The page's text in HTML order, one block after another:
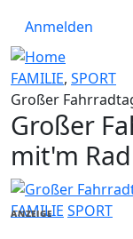
Anmelden
FAMILIE, SPORT
Großer
Großer
mit'm
FAMILIE SPORT
ANZEIGE